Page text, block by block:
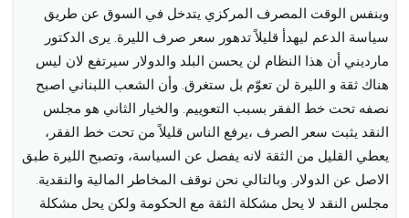
وبنفس الوقت المصرف المركزي يتدخل في السوق عن طريق
سياسة الدعم ليهدأ قليلاً تدهور سعر صرف الليرة. يرى الدكتور
مارديني أن هذا النظام لن يحسن البلد والدولار سيرتفع لان ليس
هناك ثقة و الليرة لن تعوّم بل ستغرق. وأن الشعب اللبناني اصبح
نصفه تحت خط الفقر بسبب التعوييم. والخيار الثاني هو مجلس
النقد يثبت سعر الصرف ،يرفع الناس قليلاً من تحت خط الفقر،
يعطي القليل من الثقة لانه يفصل عن السياسة، وتصبح الليرة طبق
الاصل عن الدولار. وبالتالي نحن نوقف المخاطر المالية والنقدية.
مجلس النقد لا يحل مشكلة الثقة مع الحكومة ولكن يحل مشكلة